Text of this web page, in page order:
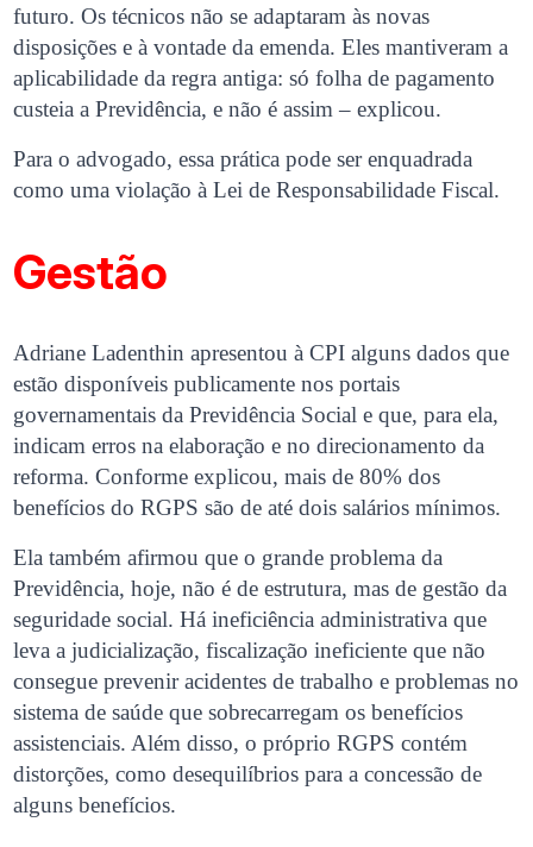
futuro. Os técnicos não se adaptaram às novas
disposições e à vontade da emenda. Eles mantiveram a
aplicabilidade da regra antiga: só folha de pagamento
custeia a Previdência, e não é assim – explicou.
Para o advogado, essa prática pode ser enquadrada
como uma violação à Lei de Responsabilidade Fiscal.
Gestão
Adriane Ladenthin apresentou à CPI alguns dados que
estão disponíveis publicamente nos portais
governamentais da Previdência Social e que, para ela,
indicam erros na elaboração e no direcionamento da
reforma. Conforme explicou, mais de 80% dos
benefícios do RGPS são de até dois salários mínimos.
Ela também afirmou que o grande problema da
Previdência, hoje, não é de estrutura, mas de gestão da
seguridade social. Há ineficiência administrativa que
leva a judicialização, fiscalização ineficiente que não
consegue prevenir acidentes de trabalho e problemas no
sistema de saúde que sobrecarregam os benefícios
assistenciais. Além disso, o próprio RGPS contém
distorções, como desequilíbrios para a concessão de
alguns benefícios.